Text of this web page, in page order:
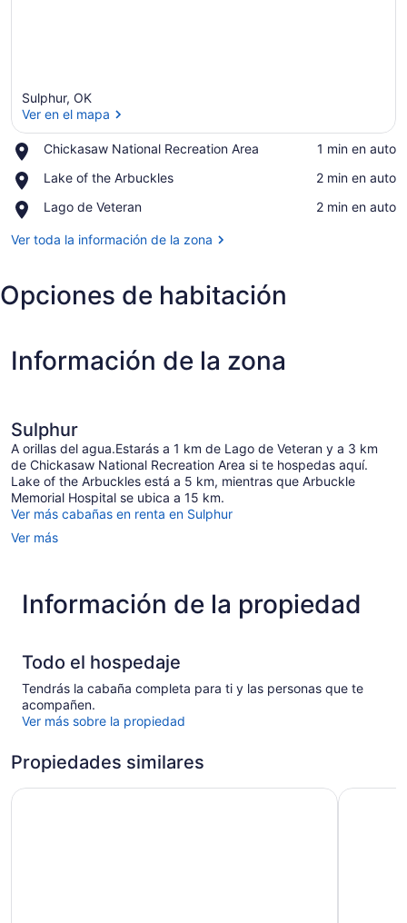
Sulphur, OK
Ver en el mapa
Chickasaw National Recreation Area
Place,
National
Area
‪1 min en auto‬
Lake of the Arbuckles
Place,
of
Arbuckles
‪2 min en auto‬
Lago de Veteran
Place,
de
‪2 min en auto‬
Ver toda la información de la zona
Opciones de habitación
Información de la zona
Sulphur
A orillas del agua.Estarás a 1 km de Lago de Veteran y a 3 km
de Chickasaw National Recreation Area si te hospedas aquí.
Lake of the Arbuckles está a 5 km, mientras que Arbuckle
Memorial Hospital se ubica a 15 km.
Ver más cabañas en renta en Sulphur
Ver más
Información de la propiedad
Todo el hospedaje
Tendrás la cabaña completa para ti y las personas que te
acompañen.
Ver más sobre la propiedad
Propiedades similares
Echo Canyon Spa Resort (Adults Only)